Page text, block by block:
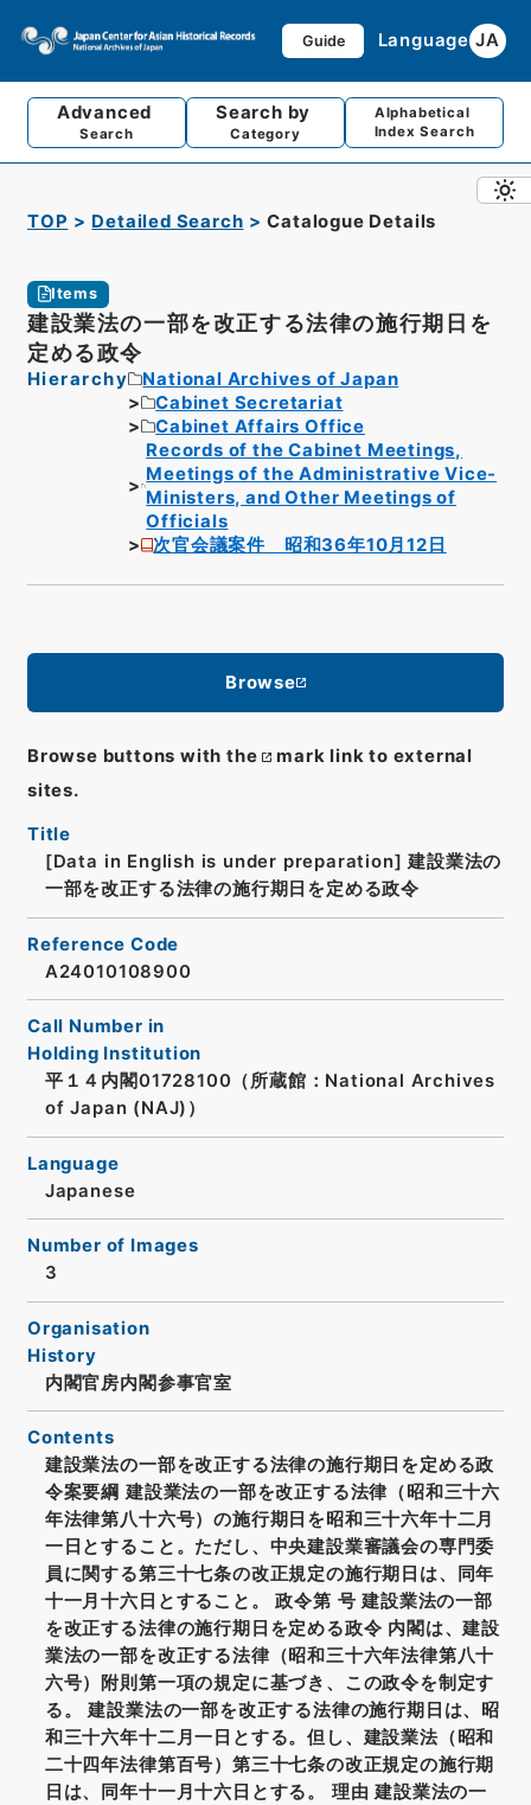
Guide Language JA
Advanced
Search
Search by
Category
Alphabetical
Index Search
TOP Detailed Search Catalogue Details
Items
建設業法の一部を改正する法律の施行期日を
定める政令
Hierarchy
National Archives of Japan
Cabinet Secretariat
Cabinet Affairs Office
Records of the Cabinet Meetings,
Meetings of the Administrative Vice-
Ministers, and Other Meetings of
Officials
次官会議案件 昭和36年10月12日
Browse
Browse buttons with the
mark link to external
sites.
Title
[Data in English is under preparation] 建設業法の
一部を改正する法律の施行期日を定める政令
Reference Code
A24010108900
Call Number in
Holding Institution
平１４内閣01728100（所蔵館：National Archives
of Japan (NAJ)）
Language
Japanese
Number of Images
3
Organisation
History
内閣官房内閣参事官室
Contents
建設業法の一部を改正する法律の施行期日を定める政
令案要綱 建設業法の一部を改正する法律（昭和三十六
年法律第八十六号）の施行期日を昭和三十六年十二月
一日とすること。ただし、中央建設業審議会の専門委
員に関する第三十七条の改正規定の施行期日は、同年
十一月十六日とすること。 政令第 号 建設業法の一部
を改正する法律の施行期日を定める政令 内閣は、建設
業法の一部を改正する法律（昭和三十六年法律第八十
六号）附則第一項の規定に基づき、この政令を制定す
る。 建設業法の一部を改正する法律の施行期日は、昭
和三十六年十二月一日とする。但し、建設業法（昭和
二十四年法律第百号）第三十七条の改正規定の施行期
日は、同年十一月十六日とする。 理由 建設業法の一